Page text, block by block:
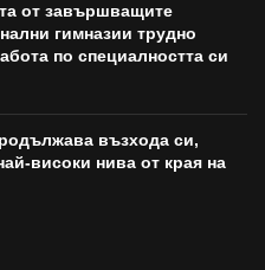
от завършващите
гимназии трудно
по специалността си
възхода си,
високи нива от края на